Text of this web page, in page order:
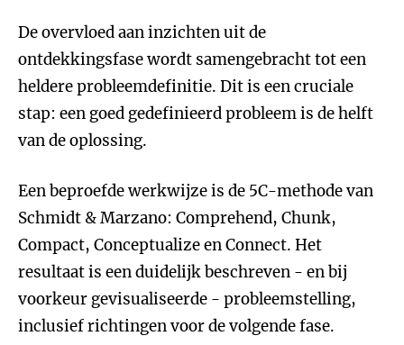
De overvloed aan inzichten uit de
ontdekkingsfase wordt samengebracht tot een
heldere probleemdefinitie. Dit is een cruciale
stap: een goed gedefinieerd probleem is de helft
van de oplossing.
Een beproefde werkwijze is de 5C-methode van
Schmidt & Marzano: Comprehend, Chunk,
Compact, Conceptualize en Connect. Het
resultaat is een duidelijk beschreven - en bij
voorkeur gevisualiseerde - probleemstelling,
inclusief richtingen voor de volgende fase.